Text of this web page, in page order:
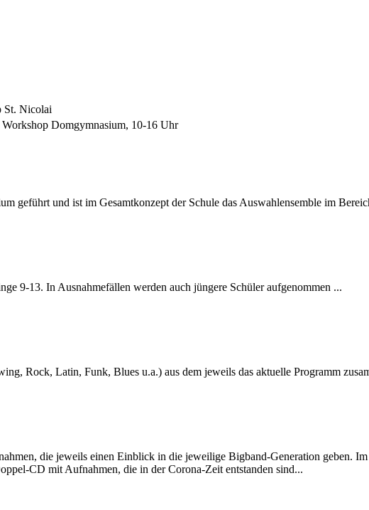
St. Nicolai
Domgymnasium, 10-16 Uhr
geführt und ist im Gesamtkonzept der Schule das Auswahlensemble im
9-13. In Ausnahmefällen werden auch jüngere Schüler aufgenommen ...
Rock, Latin, Funk, Blues u.a.) aus dem jeweils das aktuelle Programm
die jeweils einen Einblick in die jeweilige Bigband-Generation geben.
CD mit Aufnahmen, die in der Corona-Zeit entstanden sind...